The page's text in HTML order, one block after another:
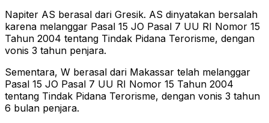
Napiter AS berasal dari Gresik. AS dinyatakan bersalah
karena melanggar Pasal 15 JO Pasal 7 UU RI Nomor 15
Tahun 2004 tentang Tindak Pidana Terorisme, dengan
vonis 3 tahun penjara.
Sementara, W berasal dari Makassar telah melanggar
Pasal 15 JO Pasal 7 UU RI Nomor 15 Tahun 2004
tentang Tindak Pidana Terorisme, dengan vonis 3 tahun
6 bulan penjara.